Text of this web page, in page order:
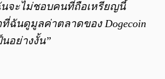
จะไม่ชอบคนที่ถือเหรียญนี้
ฉันดูมูลค่าตลาดของ Dogecoin
อย่างงั้น”